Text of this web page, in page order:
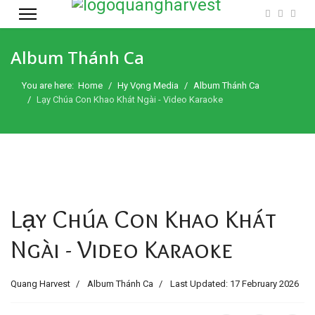
Album Thánh Ca
You are here: Home Hy Vọng Media
Album Thánh Ca
Lạy Chúa Con Khao Khát Ngài - Video Karaoke
Lạy Chúa Con Khao Khát
Ngài - Video Karaoke
Quang Harvest Album Thánh Ca Last Updated: 17 February 2026